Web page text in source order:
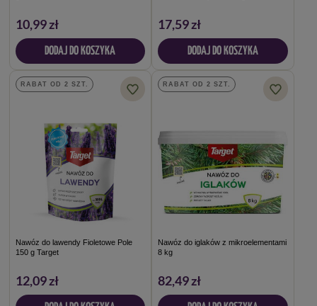
10,99 zł
DODAJ DO KOSZYKA
17,59 zł
DODAJ DO KOSZYKA
RABAT OD 2 SZT.
Nawóz do lawendy Fioletowe Pole
150 g Target
12,09 zł
RABAT OD 2 SZT.
Nawóz do iglaków z mikroelementami
8 kg
82,49 zł